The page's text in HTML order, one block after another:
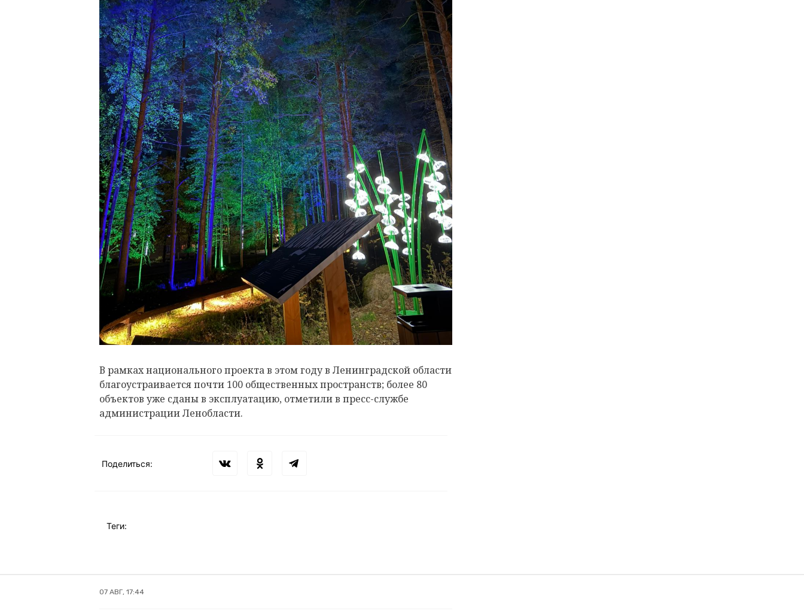
В рамках национального проекта в этом году в Ленинградской области
благоустраивается почти 100 общественных пространств; более 80
объектов уже сданы в эксплуатацию, отметили в пресс-службе
администрации Ленобласти.
Поделиться:
Теги:
07 АВГ, 17:44